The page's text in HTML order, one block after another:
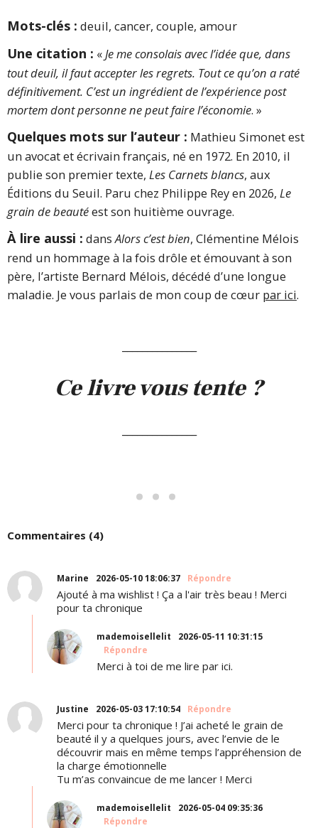
Mots-clés : deuil, cancer, couple, amour
Une citation : «Je me consolais avec l’idée que, dans
tout deuil, il faut accepter les regrets. Tout ce qu’on a raté
définitivement. C’est un ingrédient de l’expérience post
mortem dont personne ne peut faire l’économie. »
Quelques mots sur l’auteur : Mathieu Simonet est
un avocat et écrivain français, né en 1972. En 2010, il
publie son premier texte, Les Carnets blancs, aux
Éditions du Seuil. Paru chez Philippe Rey en 2026, Le
grain de beautéest son huitième ouvrage.
À lire aussi : dansAlors c’est bien, Clémentine Mélois
rend un hommage à la fois drôle et émouvant à son
père, l’artiste Bernard Mélois, décédé d’une longue
maladie. Je vous parlais de mon coup de cœur par ici.
Ce livre vous tente ?
Commentaires (4)
Marine 2026-05-10 18:06:37 Répondre
Ajouté à ma wishlist ! Ça a l'air très beau ! Merci
pour ta chronique
mademoisellelit
2026-05-11 10:31:15
Répondre
Merci à toi de me lire par ici.
Justine 2026-05-03 17:10:54 Répondre
Merci pour ta chronique ! J’ai acheté le grain de
beauté il y a quelques jours, avec l’envie de le
découvrir mais en même temps l’appréhension de
la charge émotionnelle
Tu m’as convaincue de me lancer ! Merci
mademoisellelit
2026-05-04 09:35:36
Répondre